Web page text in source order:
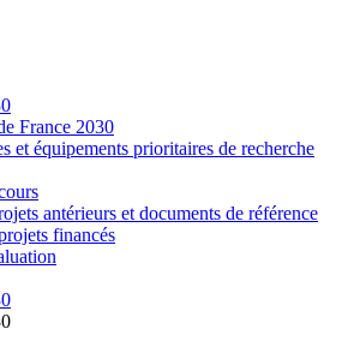
France 2030
et équipements prioritaires de recherche
antérieurs et documents de référence
financés